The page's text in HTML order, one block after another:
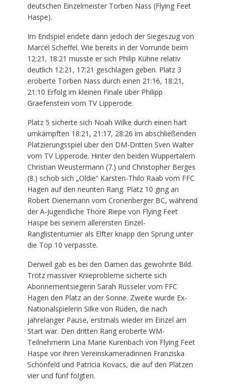
deutschen Einzelmeister Torben Nass (Flying Feet
Haspe).
Im Endspiel endete dann jedoch der Siegeszug von
Marcel Scheffel. Wie bereits in der Vorrunde beim
12:21, 18:21 musste er sich Philip Kühne relativ
deutlich 12:21, 17:21 geschlagen geben. Platz 3
eroberte Torben Nass durch einen 21:16, 18:21,
21:10 Erfolg im kleinen Finale über Philipp
Graefenstein vom TV Lipperode.
Platz 5 sicherte sich Noah Wilke durch einen hart
umkämpften 18:21, 21:17, 28:26 im abschließenden
Platzierungsspiel über den DM-Dritten Sven Walter
vom TV Lipperode. Hinter den beiden Wuppertalern
Christian Weustermann (7.) und Christopher Berges
(8.) schob sich „Oldie“ Karsten-Thilo Raab vom FFC
Hagen auf den neunten Rang. Platz 10 ging an
Robert Dienemann vom Cronenberger BC, während
der A-Jugendliche Thore Riepe von Flying Feet
Haspe bei seinem allerersten Einzel-
Ranglistenturnier als Elfter knapp den Sprung unter
die Top 10 verpasste.
Derweil gab es bei den Damen das gewohnte Bild.
Trotz massiver Knieprobleme sicherte sich
Abonnementsiegerin Sarah Rüsseler vom FFC
Hagen den Platz an der Sonne. Zweite wurde Ex-
Nationalspielerin Silke von Rüden, die nach
jahrelanger Pause, erstmals wieder im Einzel am
Start war. Den dritten Rang eroberte WM-
Teilnehmerin Lina Marie Kurenbach von Flying Feet
Haspe vor ihren Vereinskameradinnen Franziska
Schönfeld und Patricia Kovacs, die auf den Plätzen
vier und fünf folgten.